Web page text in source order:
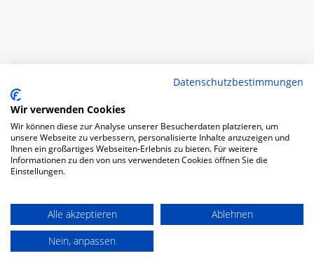
Datenschutzbestimmungen
Wir verwenden Cookies
Wir können diese zur Analyse unserer Besucherdaten platzieren, um
unsere Webseite zu verbessern, personalisierte Inhalte anzuzeigen und
Ihnen ein großartiges Webseiten-Erlebnis zu bieten. Für weitere
Informationen zu den von uns verwendeten Cookies öffnen Sie die
Einstellungen.
Alle akzeptieren
Ablehnen
Nein, anpassen